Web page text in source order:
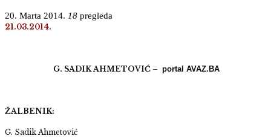
20. Marta 2014. 18 pregleda
21.03.2014.
G. SADIK AHMETOVIĆ – portal AVAZ.BA
ŽALBENIK:
G. Sadik Ahmetović